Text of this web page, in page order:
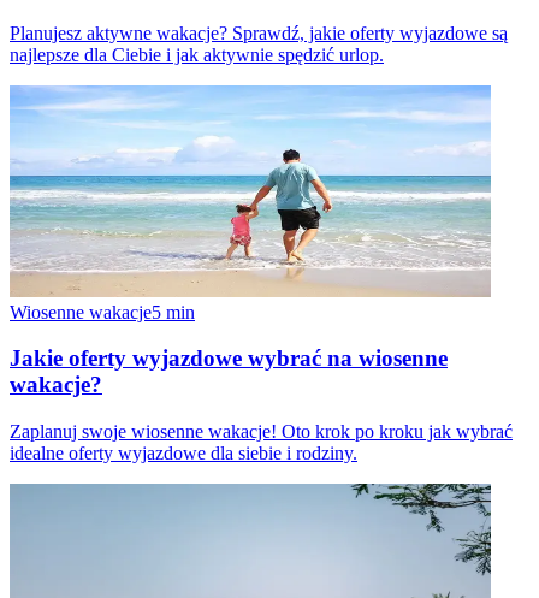
Planujesz aktywne wakacje? Sprawdź, jakie oferty wyjazdowe są
najlepsze dla Ciebie i jak aktywnie spędzić urlop.
Wiosenne wakacje5 min
Jakie oferty wyjazdowe wybrać na wiosenne
wakacje?
Zaplanuj swoje wiosenne wakacje! Oto krok po kroku jak wybrać
idealne oferty wyjazdowe dla siebie i rodziny.